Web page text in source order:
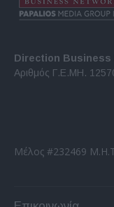
Direction Business
Αριθμός Γ.Ε.ΜΗ.
Μέλος #232469